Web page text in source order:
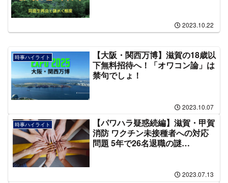
2023.10.22
時事ハイライト
【大阪・関西万博】滋賀の18歳以
下無料招待へ！「オワコン論」は
禁句でしょ！
2023.10.07
時事ハイライト
【パワハラ疑惑続編】滋賀・甲賀
消防 ワクチン未接種者への対応
問題 5年で26名退職の謎…
2023.07.13